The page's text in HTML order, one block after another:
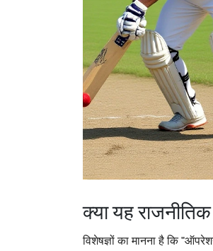
क्या यह
विशेषज्ञों का मानना है कि